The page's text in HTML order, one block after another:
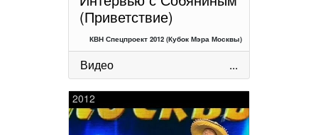
(Приветствие)
КВН Спецпроект 2012 (Кубок Мэра Москвы)
Видео ...
2012